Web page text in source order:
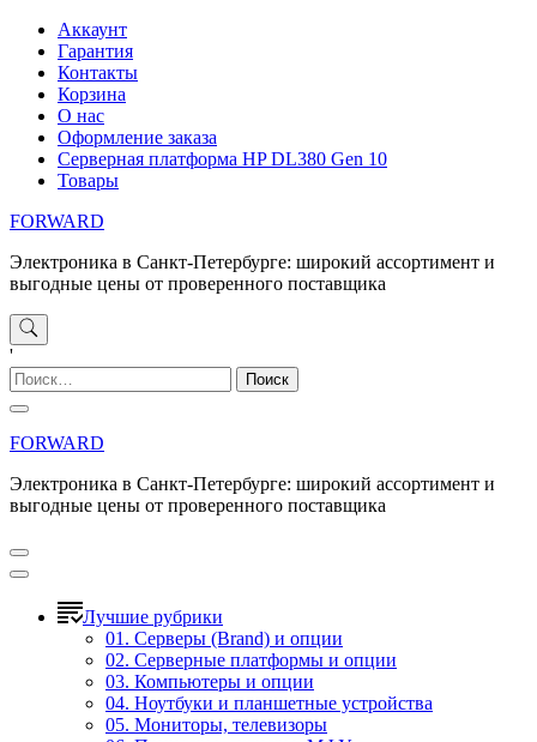
Перейти
содержимому
Аккаунт
Гарантия
Контакты
Корзина
О нас
Оформление заказа
Серверная платформа HP DL380 Gen 10
Товары
FORWARD
Электроника в Санкт-Петербурге: широкий ассортимент и
выгодные цены от проверенного поставщика
'
Найти:
FORWARD
Электроника в Санкт-Петербурге: широкий ассортимент и
выгодные цены от проверенного поставщика
Лучшие рубрики
01. Серверы (Brand) и опции
02. Серверные платформы и опции
03. Компьютеры и опции
04. Ноутбуки и планшетные устройства
05. Мониторы, телевизоры